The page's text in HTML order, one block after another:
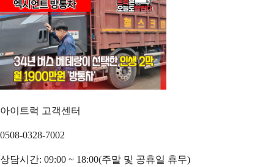
아이트럭 고객센터
0508-0328-7002
상담시간: 09:00 ~ 18:00(주말 및 공휴일 휴무)